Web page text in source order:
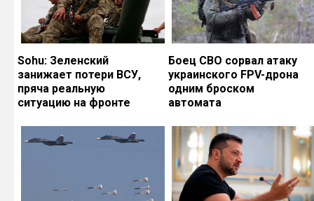
Sohu: Зеленский
занижает потери ВСУ,
пряча реальную
ситуацию на фронте
Боец СВО сорвал атаку
украинского FPV-дрона
одним броском
автомата